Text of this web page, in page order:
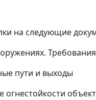
на следующие
пути и выходы